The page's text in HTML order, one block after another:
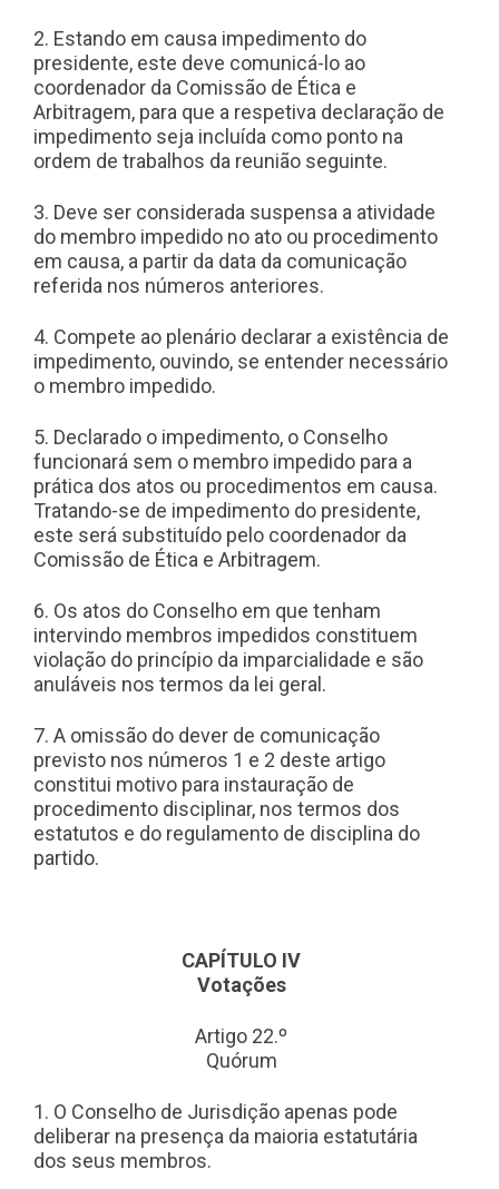
2. Estando em causa impedimento do
presidente, este deve comunicá-lo ao
coordenador da Comissão de Ética e
Arbitragem, para que a respetiva declaração de
impedimento seja incluída como ponto na
ordem de trabalhos da reunião seguinte.
3. Deve ser considerada suspensa a atividade
do membro impedido no ato ou procedimento
em causa, a partir da data da comunicação
referida nos números anteriores.
4. Compete ao plenário declarar a existência de
impedimento, ouvindo, se entender necessário
o membro impedido.
5. Declarado o impedimento, o Conselho
funcionará sem o membro impedido para a
prática dos atos ou procedimentos em causa.
Tratando-se de impedimento do presidente,
este será substituído pelo coordenador da
Comissão de Ética e Arbitragem.
6. Os atos do Conselho em que tenham
intervindo membros impedidos constituem
violação do princípio da imparcialidade e são
anuláveis nos termos da lei geral.
7. A omissão do dever de comunicação
previsto nos números 1 e 2 deste artigo
constitui motivo para instauração de
procedimento disciplinar, nos termos dos
estatutos e do regulamento de disciplina do
partido.
CAPÍTULO IV
Votações
Artigo 22.º
Quórum
1. O Conselho de Jurisdição apenas pode
deliberar na presença da maioria estatutária
dos seus membros.